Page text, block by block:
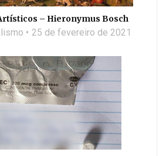
– Hieronymus Bosch
25 de fevereiro de 2021